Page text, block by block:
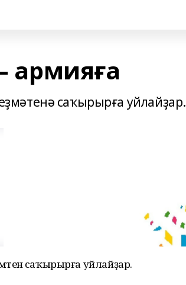
армияға
саҡырырға уйлайҙар.
саҡырырға уйлайҙар.